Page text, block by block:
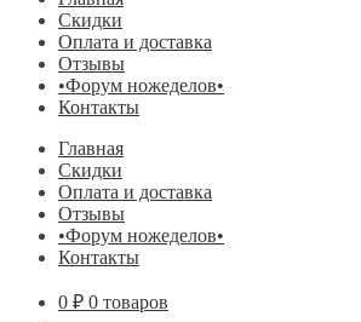
Скидки
Оплата и доставка
Отзывы
•Форум ножеделов•
Контакты
Главная
Скидки
Оплата и доставка
Отзывы
•Форум ножеделов•
Контакты
0 ₽ 0 товаров